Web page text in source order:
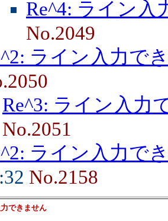
Re^4: ライン入
No.2049
ライン入力で
Re^3: ライン入力
No.2051
ライン入力で
No.2158
できません